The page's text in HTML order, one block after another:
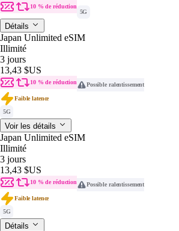
10 % de réduction
5G
Détails
Japan Unlimited eSIM
Illimité
3 jours
13,43 $US
10 % de réduction Possible ralentissement
Faible latence
5G
Voir les détails
Japan Unlimited eSIM
Illimité
3 jours
13,43 $US
10 % de réduction Possible ralentissement
Faible latence
5G
Détails